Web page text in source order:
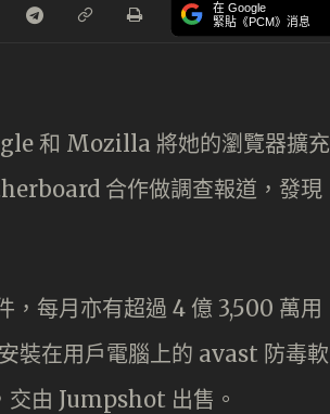
在 Google
緊貼《PCM》消息
和 Mozilla 將她的瀏覽器擴充
合作做調查報道，發現
每月亦有超過 4 億 3,500 萬用
裝在用戶電腦上的 avast 防毒軟
交由 Jumpshot 出售。